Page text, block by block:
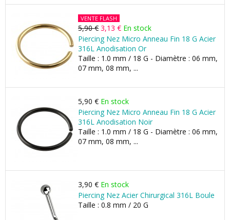
VENTE FLASH
5,90 € 3,13 € En stock
Piercing Nez Micro Anneau Fin 18 G Acier
316L Anodisation Or
Taille : 1.0 mm / 18 G - Diamètre : 06 mm,
07 mm, 08 mm, ...
5,90 € En stock
Piercing Nez Micro Anneau Fin 18 G Acier
316L Anodisation Noir
Taille : 1.0 mm / 18 G - Diamètre : 06 mm,
07 mm, 08 mm, ...
3,90 € En stock
Piercing Nez Acier Chirurgical 316L Boule
Taille : 0.8 mm / 20 G